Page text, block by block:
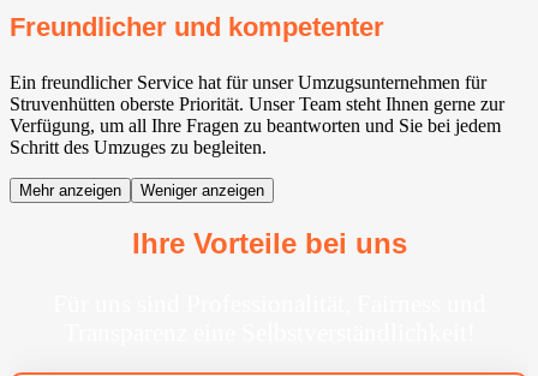
Freundlicher und kompetenter
Ein freundlicher Service hat für unser Umzugsunternehmen für
Struvenhütten oberste Priorität. Unser Team steht Ihnen gerne zur
Verfügung, um all Ihre Fragen zu beantworten und Sie bei jedem
Schritt des Umzuges zu begleiten.
Mehr anzeigen Weniger anzeigen
Ihre Vorteile bei uns